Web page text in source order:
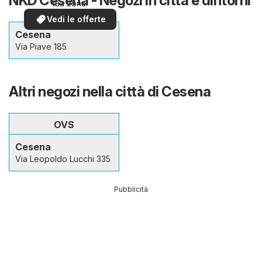
tua zona!
Vedi le offerte
Cesena
Via Piave 185
Altri negozi nella città di Cesena
OVS
Cesena
Via Leopoldo Lucchi 335
Pubblicità